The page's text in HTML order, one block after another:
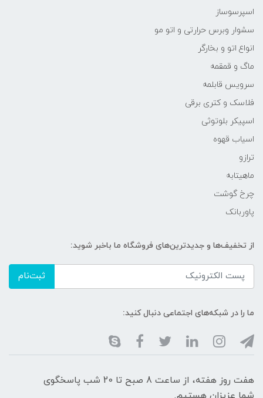
اسپرسوساز
سشوار وبرس حرارتی و اتو مو
انواع اتو و بخارگر
ماگ و قمقمه
سرویس قابلمه
فلاسک و کتری برقی
اسپیکر بلوتوثی
اسیاب قهوه
ترازو
ماهیتابه
چرخ گوشت
پاوربانک
از تخفیف‌ها و جدیدترین‌های فروشگاه ما باخبر شوید:
ثبت‌نام
ما را در شبکه‌های اجتماعی دنبال کنید:
هفت روز هفته، از ساعت 8 صبح تا 20 شب پاسخگوی